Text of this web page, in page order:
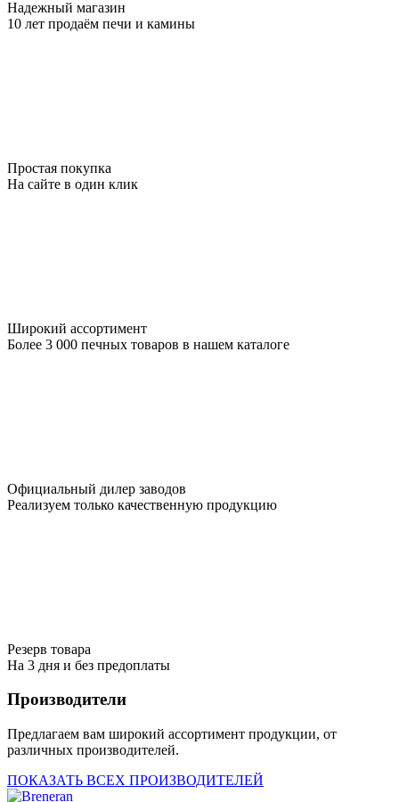
Надежный магазин
10 лет продаём печи и камины
Простая покупка
На сайте в один клик
Широкий ассортимент
Более 3 000 печных товаров в нашем каталоге
Официальный дилер заводов
Реализуем только качественную продукцию
Резерв товара
На 3 дня и без предоплаты
Производители
Предлагаем вам широкий ассортимент продукции, от
различных производителей.
ПОКАЗАТЬ ВСЕХ ПРОИЗВОДИТЕЛЕЙ